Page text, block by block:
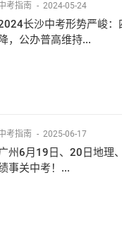
考指南 - 2024-05-24
长沙中考形势严峻：
降，公办普高维持...
考指南 - 2025-06-17
州6月19日、20日地理
事关中考！...